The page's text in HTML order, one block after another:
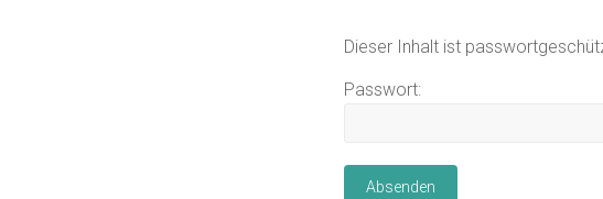
Dieser Inhalt ist
Passwort: